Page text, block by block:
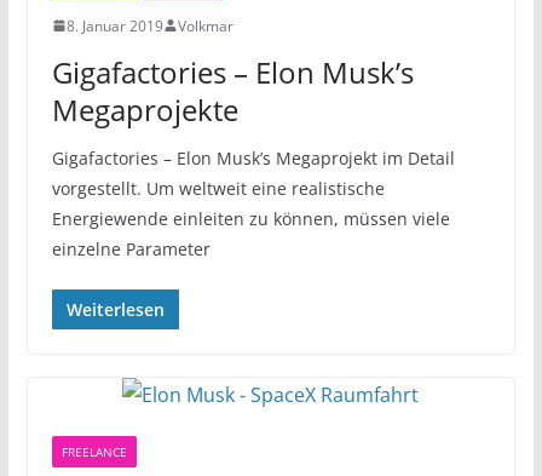
8. Januar 2019 Volkmar
Gigafactories – Elon Musk’s
Megaprojekte
Gigafactories – Elon Musk’s Megaprojekt im Detail
vorgestellt. Um weltweit eine realistische
Energiewende einleiten zu können, müssen viele
einzelne Parameter
Weiterlesen
FREELANCE